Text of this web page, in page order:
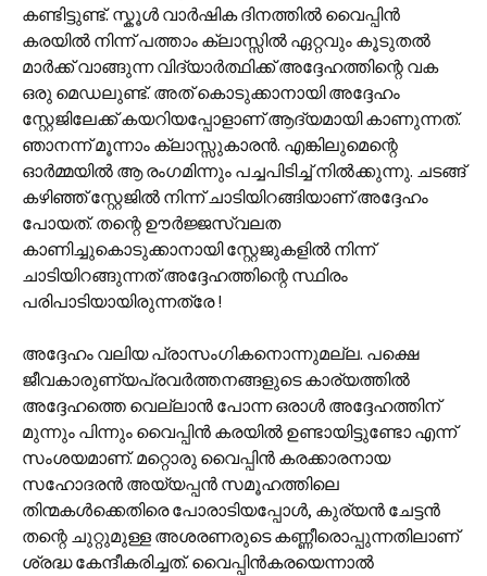
കണ്ടിട്ടുണ്ട്. സ്കൂൾ വാർഷിക ദിനത്തിൽ വൈപ്പിൻ
കരയിൽ നിന്ന് പത്താം ക്ലാസ്സിൽ ഏറ്റവും കൂടുതൽ
മാർക്ക് വാങ്ങുന്ന വിദ്യാർത്ഥിക്ക് അദ്ദേഹത്തിന്റെ വക
ഒരു മെഡലുണ്ട്. അത് കൊടുക്കാനായി അദ്ദേഹം
സ്റ്റേജിലേക്ക് കയറിയപ്പോളാണ് ആദ്യമായി കാണുന്നത്.
ഞാനന്ന് മൂന്നാം ക്ലാസ്സുകാരൻ. എങ്കിലുമെന്റെ
ഓർമ്മയിൽ ആ രംഗമിന്നും പച്ചപിടിച്ച് നിൽക്കുന്നു. ചടങ്ങ്
കഴിഞ്ഞ് സ്റ്റേജിൽ നിന്ന് ചാടിയിറങ്ങിയാണ് അദ്ദേഹം
പോയത്. തന്റെ ഊർജ്ജസ്വലത
കാണിച്ചുകൊടുക്കാനായി സ്റ്റേജുകളിൽ നിന്ന്
ചാടിയിറങ്ങുന്നത് അദ്ദേഹത്തിന്റെ സ്ഥിരം
പരിപാടിയായിരുന്നത്രേ !
അദ്ദേഹം വലിയ പ്രാസംഗികനൊന്നുമല്ല. പക്ഷെ
ജീവകാരുണ്യപ്രവർത്തനങ്ങളുടെ കാര്യത്തിൽ
അദ്ദേഹത്തെ വെല്ലാൻ പോന്ന ഒരാൾ അദ്ദേഹത്തിന്
മുന്നും പിന്നും വൈപ്പിൻ കരയിൽ ഉണ്ടായിട്ടുണ്ടോ എന്ന്
സംശയമാണ്. മറ്റൊരു വൈപ്പിൻ കരക്കാരനായ
സഹോദരൻ അയ്യപ്പൻ സമൂഹത്തിലെ
തിന്മകൾക്കെതിരെ പോരാടിയപ്പോൾ, കുര്യൻ ചേട്ടൻ
തന്റെ ചുറ്റുമുള്ള അശരണരുടെ കണ്ണീരൊപ്പുന്നതിലാണ്
ശ്രദ്ധ കേന്ദീകരിച്ചത്. വൈപ്പിൻ‌കരയെന്നാൽ